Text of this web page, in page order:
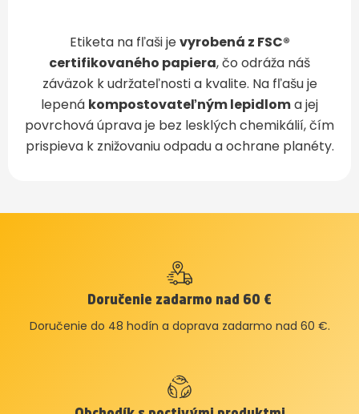
Etiketa na fľaši jevyrobená z FSC®
certifikovaného papiera, čo odráža náš
záväzok k udržateľnosti a kvalite. Na fľašu je
lepená kompostovateľným lepidloma jej
povrchová úprava je bez lesklých chemikálií, čím
prispieva k znižovaniu odpadu a ochrane planéty.
Doručenie zadarmo nad 60 €
Doručenie do 48 hodín a doprava zadarmo nad 60 €.